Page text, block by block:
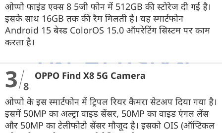
ओप्पो फाइंड एक्स 8 5जी फोन में 512GB की स्टोरेज दी गई है।
इसके साथ 16GB तक की रैम मिलती है। यह स्मार्टफोन
Android 15 बेस्ड ColorOS 15.0 ऑपरेटिंग सिस्टम पर काम
करता है।
3 8
OPPO Find X8 5G Camera
ओप्पो के इस स्मार्टफोन में ट्रिपल रियर कैमरा सेटअप दिया गया है।
इसमें 50MP का अल्ट्रा वाइड सेंसर, 50MP का वाइड एंगल लेंस
और 50MP का टेलीफोटो सेंसर मौजूद है। इसको OIS (ऑप्टिकल